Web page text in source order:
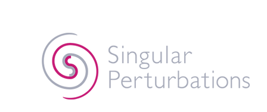
NABI」が、国連開発計画
（UNDP）の「Digital X Solution
Catalogue」に掲載されました。
Digital X Solution Catalogueは、
Human SecurityやSDGsの推進に
秋葉原の
のインタビ